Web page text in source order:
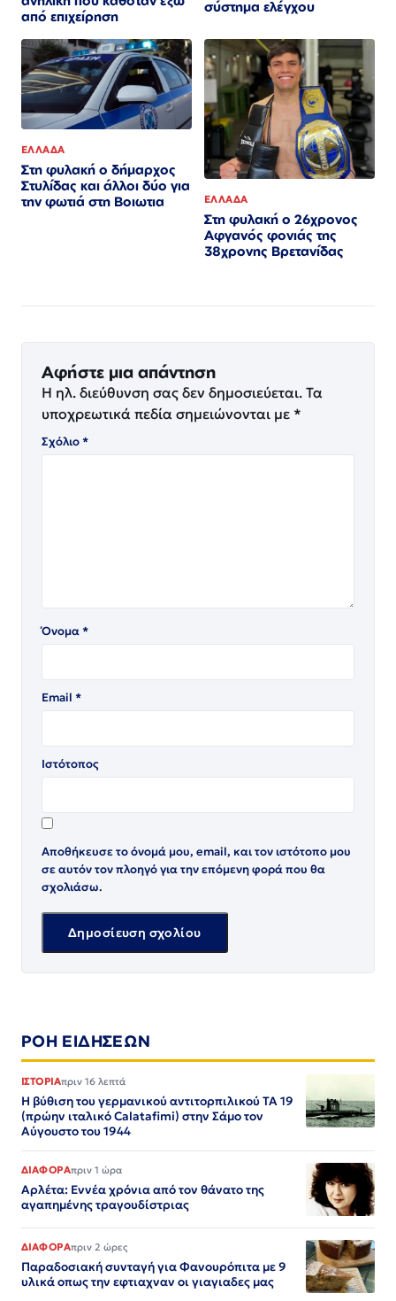
από επιχείρηση
σύστημα ελέγχου
ΕΛΛΑΔΑ
Στη φυλακή ο δήμαρχος
Στυλίδας και άλλοι δύο για
την φωτιά στη Βοιωτια
ΕΛΛΑΔΑ
Στη φυλακή ο 26χρονος
Αφγανός φονιάς της
38χρονης Βρετανίδας
Αφήστε μια απάντηση
Η ηλ. διεύθυνση σας δεν δημοσιεύεται. Τα
υποχρεωτικά πεδία σημειώνονται με *
Σχόλιο*
Όνομα*
Email *
Ιστότοπος
Αποθήκευσε το όνομά μου, email, και τον ιστότοπο μου
σε αυτόν τον πλοηγό για την επόμενη φορά που θα
σχολιάσω.
ΡΟΗ ΕΙΔΗΣΕΩΝ
ΙΣΤΟΡΙΑπριν 16 λεπτά
Η βύθιση του γερμανικού αντιτορπιλικού ΤΑ 19
(πρώην ιταλικό Calatafimi) στην Σάμο τον
Αύγουστο του 1944
ΔΙΑΦΟΡΑπριν 1 ώρα
Αρλέτα: Εννέα χρόνια από τον θάνατο της
αγαπημένης τραγουδίστριας
ΔΙΑΦΟΡΑπριν 2 ώρες
Παραδοσιακή συνταγή για Φανουρόπιτα με 9
υλικά οπως την εφτιαχναν οι γιαγιαδες μας